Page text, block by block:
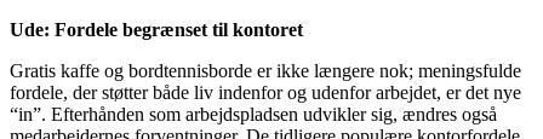
Ude: Fordele begrænset til kontoret
Gratis kaffe og bordtennisborde er ikke længere nok; meningsfulde
fordele, der støtter både liv indenfor og udenfor arbejdet, er det nye
“in”. Efterhånden som arbejdspladsen udvikler sig, ændres også